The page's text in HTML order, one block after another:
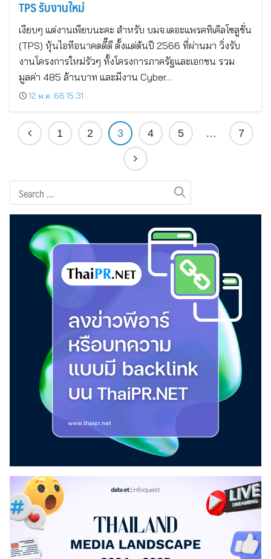
TPS รับงานใหม่
เงียบๆ แต่งานเพียบนะคะ สำหรับ บมจ.เดอะแพรคทิเคิลโซลูชั่น
(TPS) หุ้นไอทีอนาคตดี๊ดี ตั้งแต่ต้นปี 2566 ที่ผ่านมา วิ่งรับ
งานโครงการใหม่รัวๆ ทั้งโครงการภาครัฐและเอกชน รวม
มูลค่า 485 ล้านบาท และมีงาน Cyber…
12 พ.ค. 66 15:31
1 2 3 4 5 … 7